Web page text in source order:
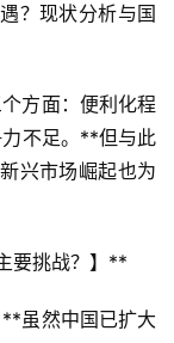
？现状分析与国
方面：便利化程
不足。**但与此
兴市场崛起也为
要挑战？】**
虽然中国已扩大